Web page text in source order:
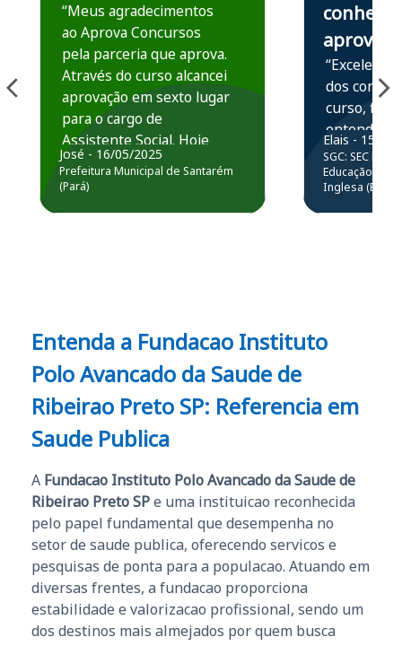
“Meus agradecimentos
ao Aprova Concursos
pela parceria que aprova.
Através do curso alcancei
aprovação em sexto lugar
para o cargo de
Assistente Social. Hoje
estou atuando na
Prefeitura de Santarém.
José - 16/05/2025
Prefeitura Municipal de Santarém
(Pará)
conhece,
aprova
“Excelente
dos
curso,
entender e
prática
resolução
questões.”
Elais - 15/07/
SGC: SEC BA
Educação
Inglesa (Edital
Entenda a Fundacao Instituto
Polo Avancado da Saude de
Ribeirao Preto SP: Referencia em
Saude Publica
A Fundacao Instituto Polo Avancado da Saude de
Ribeirao Preto SPe uma instituicao reconhecida
pelo papel fundamental que desempenha no
setor de saude publica, oferecendo servicos e
pesquisas de ponta para a populacao. Atuando em
diversas frentes, a fundacao proporciona
estabilidade e valorizacao profissional, sendo um
dos destinos mais almejados por quem busca